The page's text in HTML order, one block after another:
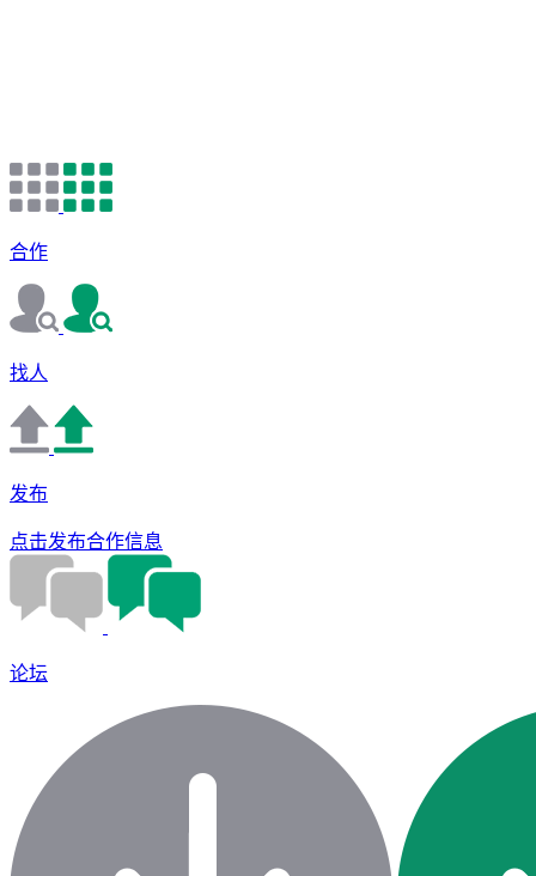
合作
找人
发布
点击发布合作信息
论坛